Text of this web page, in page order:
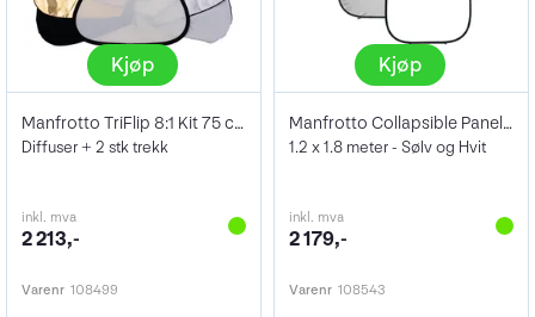
Kjøp
Manfrotto TriFlip 8:1 Kit 75 cm
Diffuser + 2 stk trekk
inkl. mva
2 213,-
Varenr 108499
Kjøp
Manfrotto Collapsible Panelite Reflector
1.2 x 1.8 meter - Sølv og Hvit
inkl. mva
2 179,-
Varenr 108543